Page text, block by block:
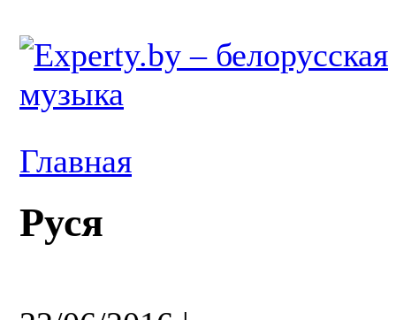
Главная
Руся